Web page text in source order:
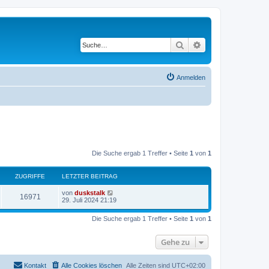
Suche
Anmelden
Die Suche ergab 1 Treffer • Seite 1 von 1
ZUGRIFFE LETZTER BEITRAG
16971 von duskstalk
29. Juli 2024 21:19
Die Suche ergab 1 Treffer • Seite 1 von 1
Gehe zu
Alle Zeiten sind UTC+02:00
Alle Cookies löschen
Kontakt